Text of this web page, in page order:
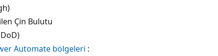
Çin Bulutu
Automate bölgeleri :